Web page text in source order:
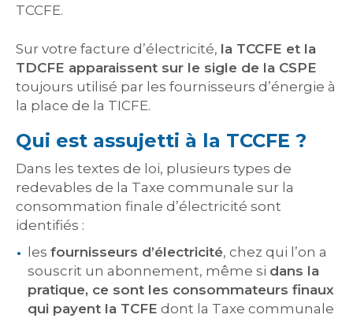
TCCFE.
Sur votre facture d’électricité, la TCCFE et la
TDCFE apparaissent sur le sigle de la CSPE
toujours utilisé par les fournisseurs d’énergie à
la place de la TICFE.
Qui est assujetti à la TCCFE ?
Dans les textes de loi, plusieurs types de
redevables de la Taxe communale sur la
consommation finale d’électricité sont
identifiés :
les fournisseurs d’électricité, chez qui l’on a
souscrit un abonnement, même si dans la
pratique, ce sont les consommateurs finaux
qui payent la TCFE dont la Taxe communale